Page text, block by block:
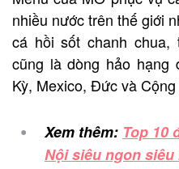
nhiều nước trên thế giới
cá hồi sốt chanh
cũng là dòng hảo
Kỳ, Mexico, Đức và
Xem thêm: Top 10
Nội siêu ngon siêu